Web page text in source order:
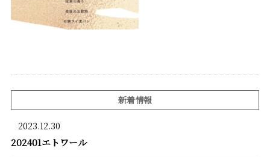
新着情報
2023.12.30
202401エトワール